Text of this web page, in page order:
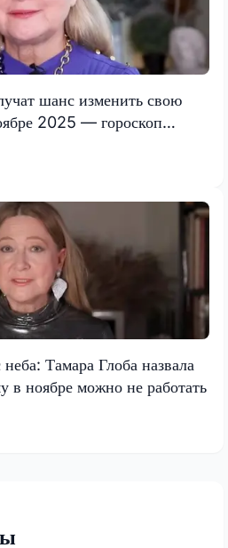
шанс изменить свою
2025 — гороскоп
Тамара Глоба назвала
в ноябре можно не работать